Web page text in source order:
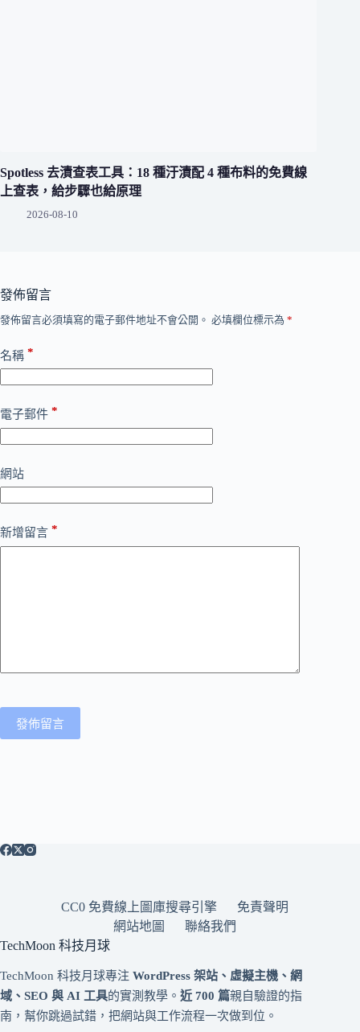
Spotless 去漬查表工具：18 種汙漬配 4 種布料的免費線
上查表，給步驟也給原理
2026-08-10
發佈留言
發佈留言必須填寫的電子郵件地址不會公開。 必填欄位標示為 *
名稱 *
電子郵件 *
網站
新增留言 *
發佈留言
CC0 免費線上圖庫搜尋引擎
免責聲明
網站地圖
聯絡我們
TechMoon 科技月球
TechMoon 科技月球專注 WordPress 架站、虛擬主機、網
域、SEO 與 AI 工具的實測教學。 近 700 篇親自驗證的指
南，幫你跳過試錯，把網站與工作流程一次做到位。